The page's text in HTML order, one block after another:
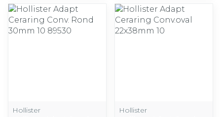
Hollister
Hollister